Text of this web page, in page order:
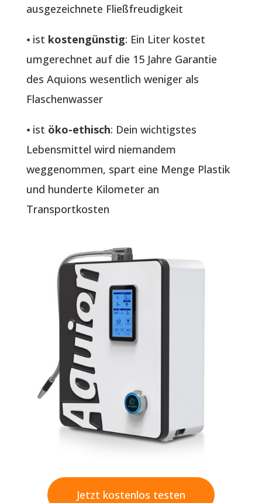
ausgezeichnete Fließfreudigkeit
⦁ ist kostengünstig: Ein Liter kostet
umgerechnet auf die 15 Jahre Garantie
des Aquions wesentlich weniger als
Flaschenwasser
⦁ ist öko-ethisch: Dein wichtigstes
Lebensmittel wird niemandem
weggenommen, spart eine Menge Plastik
und hunderte Kilometer an
Transportkosten
Jetzt kostenlos testen